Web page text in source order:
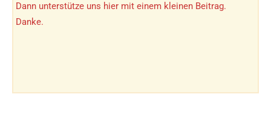
Dann unterstütze uns hier mit einem kleinen Beitrag.
Danke.